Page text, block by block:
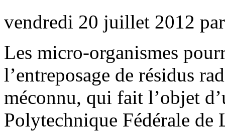
vendredi 20 juillet 2012
Les micro-organismes
l’entreposage de résidus
méconnu, qui fait l’objet
Polytechnique Fédérale de